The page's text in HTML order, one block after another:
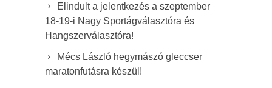
Elindult a jelentkezés a szeptember
18-19-i Nagy Sportágválasztóra és
Hangszerválasztóra!
Mécs László hegymászó gleccser
maratonfutásra készül!